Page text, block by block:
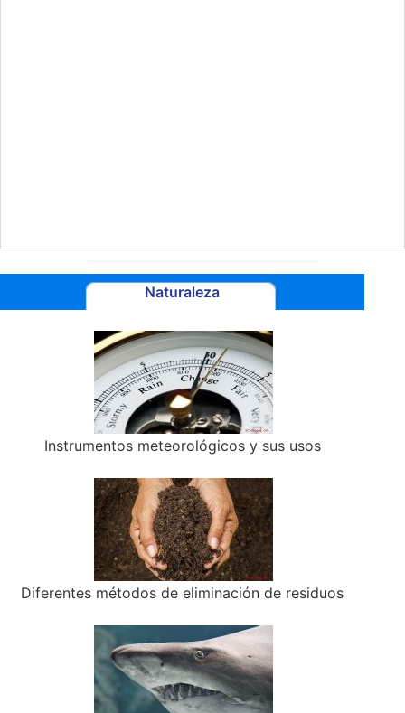
Naturaleza
Instrumentos meteorológicos y sus usos
Diferentes métodos de eliminación de residuos